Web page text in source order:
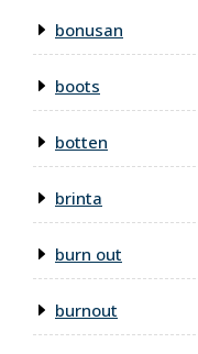
bonusan
boots
botten
brinta
burn out
burnout